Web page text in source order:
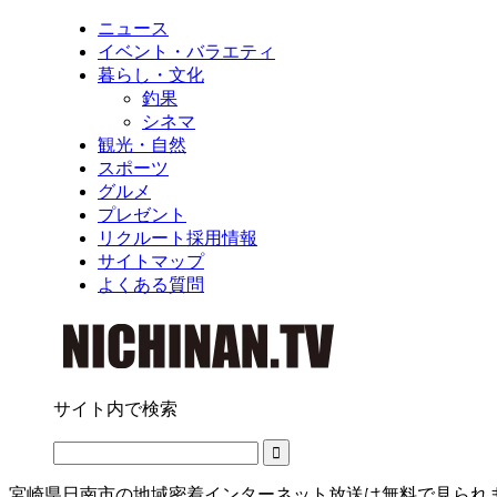
ニュース
イベント・バラエティ
暮らし・文化
釣果
シネマ
観光・自然
スポーツ
グルメ
プレゼント
リクルート採用情報
サイトマップ
よくある質問
サイト内で検索